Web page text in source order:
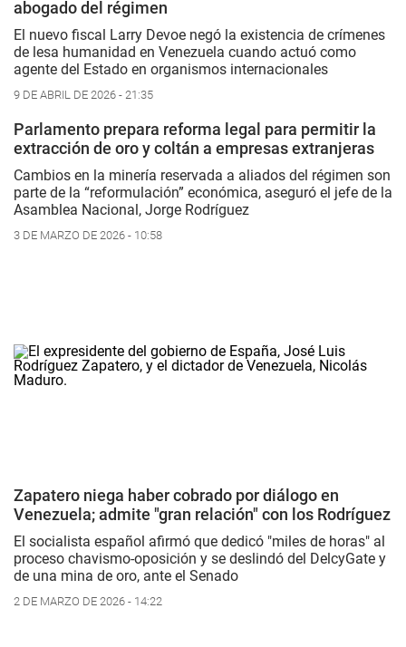
abogado del régimen
El nuevo fiscal Larry Devoe negó la existencia de crímenes
de lesa humanidad en Venezuela cuando actuó como
agente del Estado en organismos internacionales
9 DE ABRIL DE 2026 - 21:35
Parlamento prepara reforma legal para permitir la
extracción de oro y coltán a empresas extranjeras
Cambios en la minería reservada a aliados del régimen son
parte de la “reformulación” económica, aseguró el jefe de la
Asamblea Nacional, Jorge Rodríguez
3 DE MARZO DE 2026 - 10:58
Zapatero niega haber cobrado por diálogo en
Venezuela; admite "gran relación" con los Rodríguez
El socialista español afirmó que dedicó "miles de horas" al
proceso chavismo-oposición y se deslindó del DelcyGate y
de una mina de oro, ante el Senado
2 DE MARZO DE 2026 - 14:22